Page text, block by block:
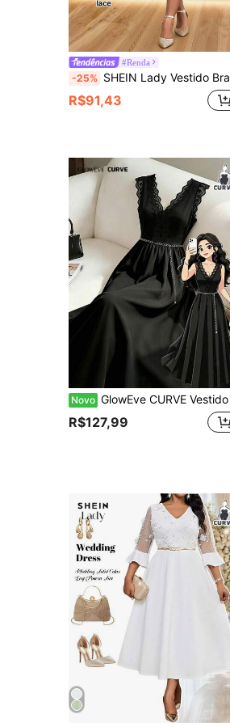
#Renda
-25% SHEIN Lady Vestido Branco Elegante com Decote em V, Renda em Contraste e Manga Longa para Mulheres Plus Size, Vestido Formal de Festa de Casamento e Recepção de Outono em Tecido Sedoso, Roupa para Igreja com Curvas
R$91,43
Novo GlowEve CURVE Vestido Longo Plus Size com Decote em V, Cintura Ajustada, Silhueta A-Line, Patchwork com Acabamento em Renda e Cor Sólida
R$127,99